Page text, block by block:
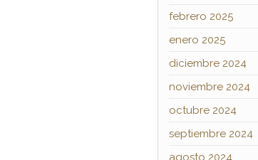
febrero 2025
enero 2025
diciembre 2024
noviembre 2024
octubre 2024
septiembre 2024
agosto 2024